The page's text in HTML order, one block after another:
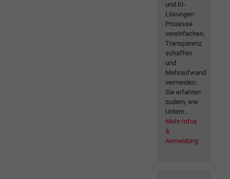
und KI-
Lösungen
Prozesse
vereinfachen,
Transparenz
schaffen
und
Mehraufwand
vermeiden.
Sie erfahren
zudem, wie
Untern...
Mehr Infos
&
Anmeldung